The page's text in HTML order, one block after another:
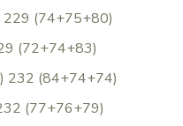
229 (74+75+80)
(72+74+83)
232 (84+74+74)
(77+76+79)